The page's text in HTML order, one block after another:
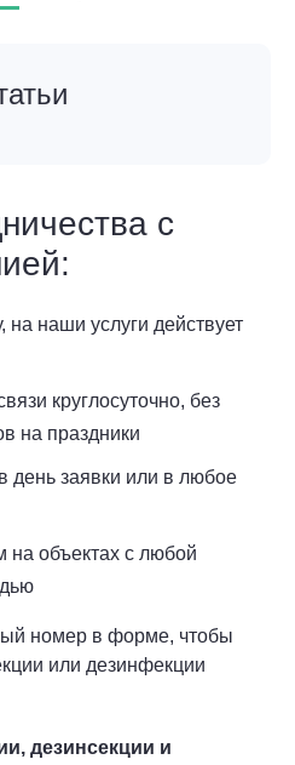
с
на наши услуги действует
круглосуточно, без
на праздники
день заявки или в любое
объектах с любой
номер в форме, чтобы
или дезинфекции
дезинсекции и